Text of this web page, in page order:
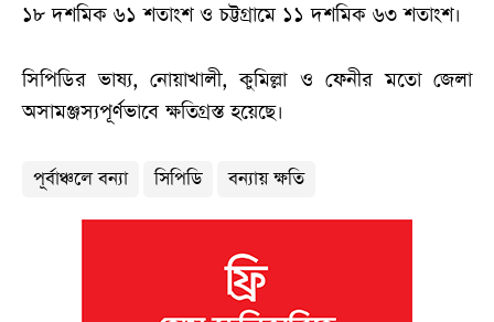
১৮ দশমিক ৬১ শতাংশ ও চট্টগ্রামে ১১ দশমিক ৬৩ শতাংশ।
সিপিডির ভাষ্য, নোয়াখালী, কুমিল্লা ও ফেনীর মতো জেলা
অসামঞ্জস্যপূর্ণভাবে ক্ষতিগ্রস্ত হয়েছে।
পূর্বাঞ্চলে বন্যা সিপিডি বন্যায় ক্ষতি